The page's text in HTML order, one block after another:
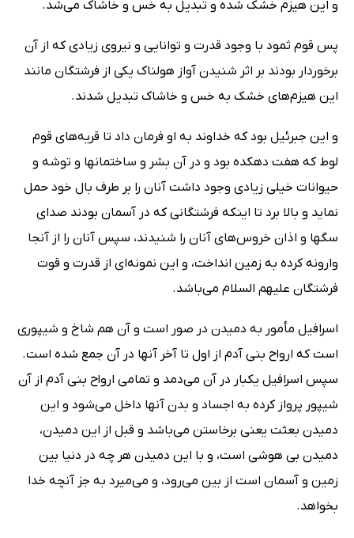
و این هیزم خشک شده و تبدیل به خس و خاشاک مى‌شد.
پس قوم ثمود با وجود قدرت و توانایی و نیروی زیادی که از آن
برخوردار بودند بر اثر شنیدن آواز هولناک یکی از فرشتگان مانند
این هیزم‌های خشک به خس و خاشاک تبدیل شدند.
و این جبرئیل بود که خداوند به او فرمان داد تا قریه‌های قوم
لوط که هفت دهکده بود و در آن بشر و ساختمانها و توشه و
حیوانات خیلی زیادی وجود داشت آنان را بر طرف بال خود حمل
نماید و بالا برد تا اینکه فرشتگانی که در آسمان بودند صدای
سگها و اذان خروس‌های آنان را شنیدند، سپس آنان را از آنجا
وارونه کرده به زمین انداخت، و این نمونه‌ای از قدرت و قوت
فرشتگان علیهم السلام مى‌باشد.
اسرافیل مأمور به دمیدن در صور است و آن هم شاخ و شیپوری
است که ارواح بنى آدم از اول تا آخر آنها در آن جمع شده است.
سپس اسرافیل یکبار در آن مى‌دمد و تمامی ارواح بنى آدم از آن
شیپور پرواز کرده به اجساد و بدن آنها داخل مى‌شود و این
دمیدن بعثت یعنی برخاستن مى‌باشد و قبل از این دمیدن،
دمیدن بى هوشی است، و با این دمیدن هر چه در دنیا بین
زمین و آسمان است از بین مى‌رود، و مى‌میرد به جز آنچه خدا
بخواهد.